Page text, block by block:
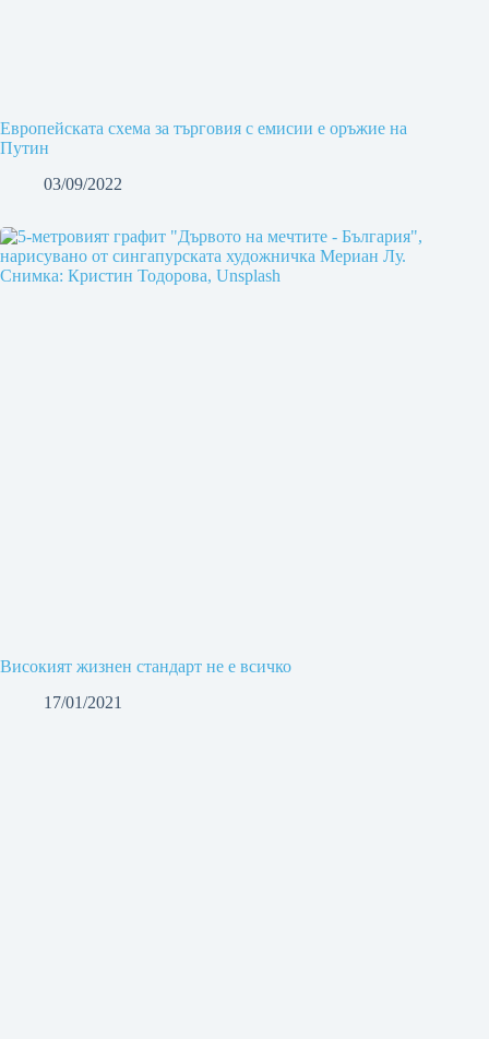
Европейската схема за търговия с емисии е оръжие на
Путин
03/09/2022
Високият жизнен стандарт не е всичко
17/01/2021